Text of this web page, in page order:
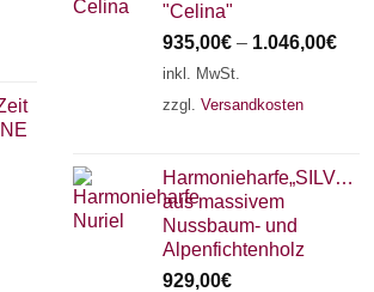
"Celina"
935,00€ – 1.046,00€
inkl. MwSt.
zzgl. Versandkosten
Harmonieharfe„SILVANA"
aus massivem
Nussbaum- und
Alpenfichtenholz
929,00€